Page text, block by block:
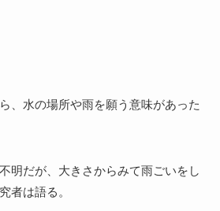
、水の場所や雨を願う意味があった
明だが、大きさからみて雨ごいをし
者は語る。